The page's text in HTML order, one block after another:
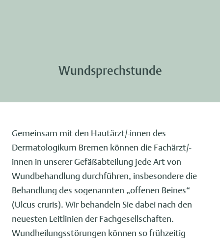
Wundsprechstunde
Gemeinsam mit den Hautärzt/-innen des
Dermatologikum Bremen können die Fachärzt/-
innen in unserer Gefäßabteilung jede Art von
Wundbehandlung durchführen, insbesondere die
Behandlung des sogenannten „offenen Beines“
(Ulcus cruris). Wir behandeln Sie dabei nach den
neuesten Leitlinien der Fachgesellschaften.
Wundheilungsstörungen können so frühzeitig